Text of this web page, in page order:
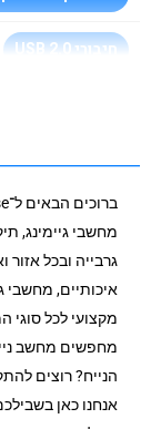
חיבורי 2.0 USB
מקום לצורב
צבע מארז
מיקום ספק כוח
תקופת אחריות
מחשבי גיימינג,
גרבייה ובכל
איכותיים, מחשבי
מקצועי לכל סוגי
מחפשים מחשב
הנייח? רוצים
אנחנו כאן